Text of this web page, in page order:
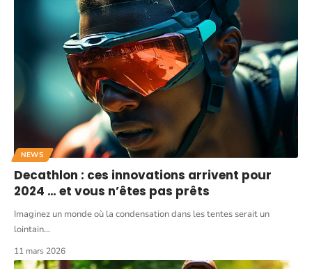
NEWS
Decathlon : ces innovations arrivent pour
2024 … et vous n’êtes pas prêts
Imaginez un monde où la condensation dans les tentes serait un
lointain…
11 mars 2026